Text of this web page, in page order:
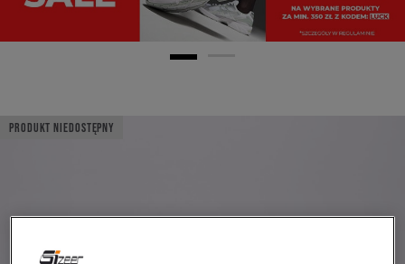
PRODUKT NIEDOSTĘPNY